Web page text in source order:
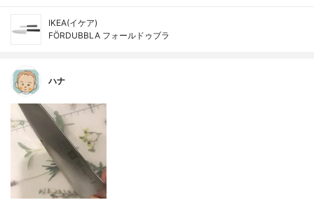
IKEA(イケア)
FÖRDUBBLA フォールドゥブラ
ハナ